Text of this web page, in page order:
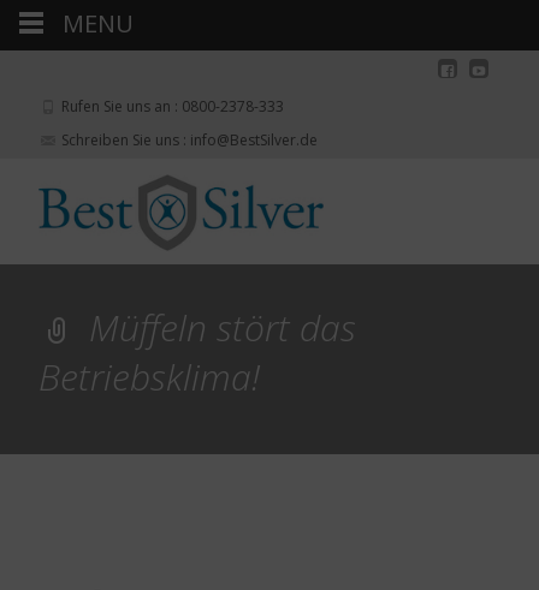
Rufen Sie uns an : 0800-2378-333
Schreiben Sie uns : info@BestSilver.de
Müffeln stört das
Betriebsklima!
MENU